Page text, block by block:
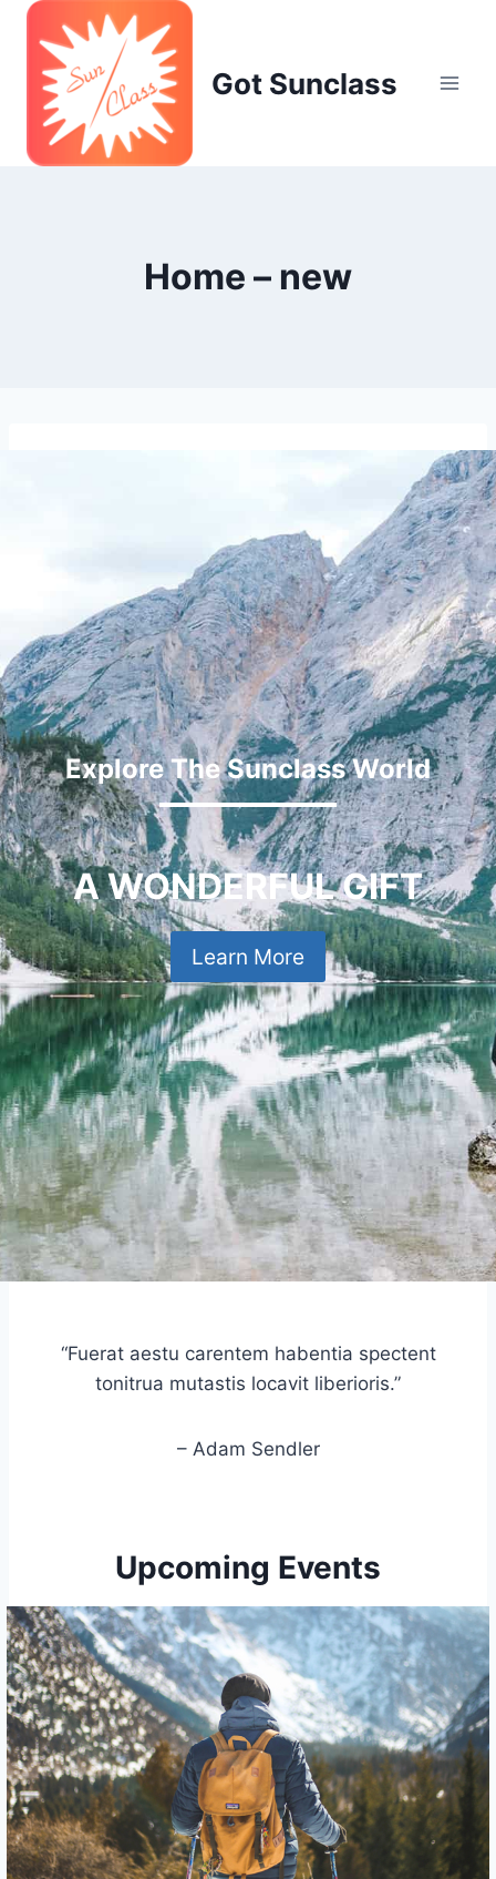
Skip
content
Got Sunclass
Home – new
Explore The Sunclass World
A WONDERFUL GIFT
Learn More
“Fuerat aestu carentem habentia spectent
tonitrua mutastis locavit liberioris.”
– Adam Sendler
Upcoming Events